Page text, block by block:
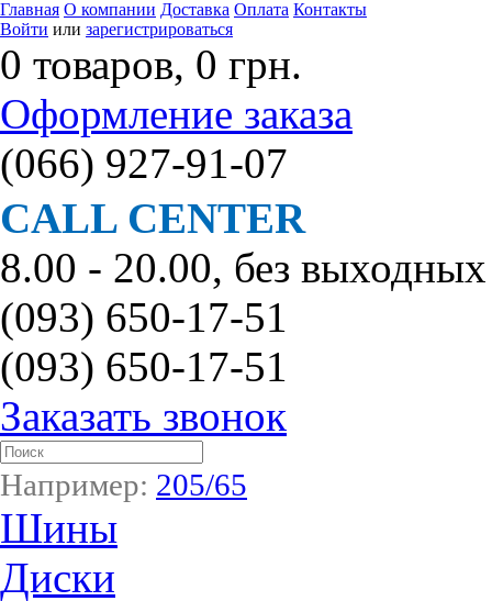
Главная О компании Доставка Оплата Контакты
Войти или зарегистрироваться
0 товаров, 0 грн.
Оформление заказа
(066) 927-91-07
CALL CENTER
8.00 - 20.00, без выходных
(093) 650-17-51
(093) 650-17-51
Заказать звонок
Например: 205/65
Шины
Диски